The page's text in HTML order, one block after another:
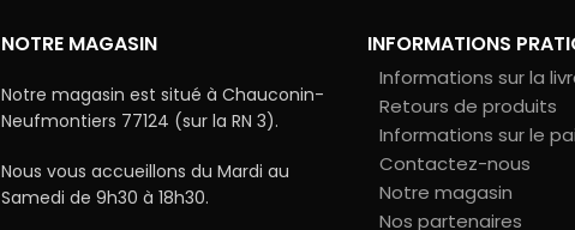
NOTRE MAGASIN
Notre magasin est situé à Chauconin-
Neufmontiers 77124 (sur la RN 3).
Nous vous accueillons du Mardi au
Samedi de 9h30 à 18h30.
INFORMATIONS
Informations sur la
Retours de produits
Informations sur le
Contactez-nous
Notre magasin
Nos partenaires